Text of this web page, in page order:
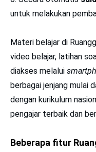
untuk melakukan
Materi belajar di
video belajar, latihan
diakses melalui
berbagai jenjang mulai
dengan kurikulum
pengajar terbaik dan
Beberapa fitur